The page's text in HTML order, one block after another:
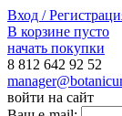
Вход /
В корзине пусто
начать покупки
8 812 642 92 52
войти на сайт